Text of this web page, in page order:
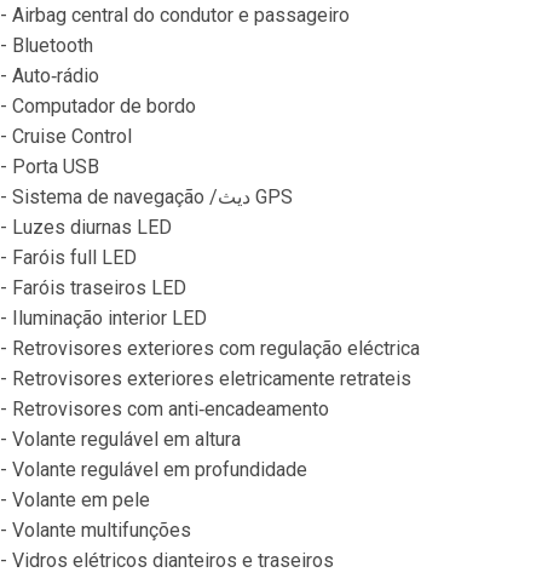
- Airbag central do condutor e passageiro
- Bluetooth
- Auto‐rádio
- Computador de bordo
- Cruise Control
- Porta USB
- Sistema de navegação /ديث GPS
- Luzes diurnas LED
- Faróis full LED
- Faróis traseiros LED
- Iluminação interior LED
- Retrovisores exteriores com regulação eléctrica
- Retrovisores exteriores eletricamente retrateis
- Retrovisores com anti‐encadeamento
- Volante regulável em altura
- Volante regulável em profundidade
- Volante em pele
- Volante multifunções
- Vidros elétricos dianteiros e traseiros